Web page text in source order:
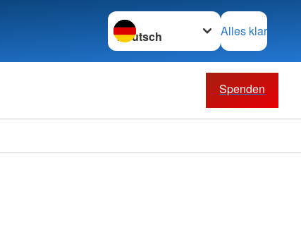
Sprache wechseln zu
Alles klar
Spenden